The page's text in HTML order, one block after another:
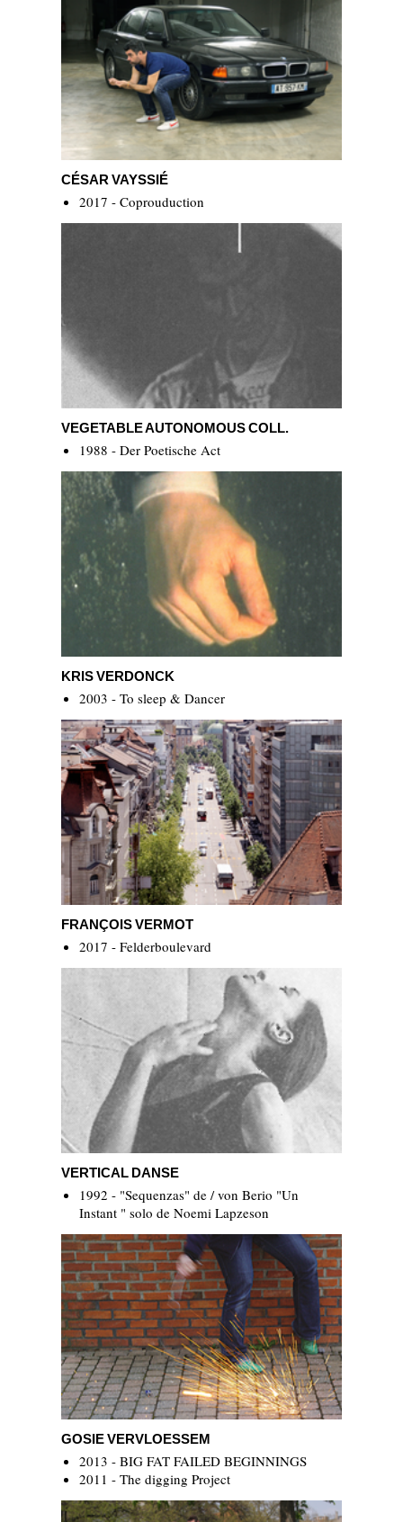
César Vayssié
CÉSAR VAYSSIÉ
2017 - Coprouduction
VEGETABLE AUTONOMOUS COLL.
1988 - Der Poetische Act
KRIS VERDONCK
2003 - To sleep & Dancer
FRANÇOIS VERMOT
2017 - Felderboulevard
VERTICAL DANSE
1992 - "Sequenzas" de / von Berio "Un
Instant " solo de Noemi Lapzeson
GOSIE VERVLOESSEM
2013 - BIG FAT FAILED BEGINNINGS
2011 - The digging Project